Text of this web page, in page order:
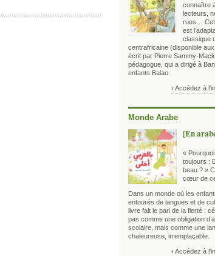
connaître
lecteurs,
rues…
est
classique
centrafricaine (disponible aux
écrit par Pierre Sammy-
pédagogue, qui a dirigé à
enfants Balao.
› Accédez à
Monde Arabe
[En
«
toujours :
beau ? »
cœur de
Dans un monde où les
entourés de langues et de
livre fait le pari de la fierté :
pas comme une obligation
scolaire, mais comme une
chaleureuse, irremplaçable.
› Accédez à